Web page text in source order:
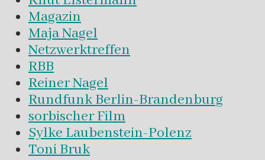
Magazin
Maja Nagel
Netzwerktreffen
RBB
Reiner Nagel
Rundfunk Berlin-Brandenburg
sorbischer Film
Sylke Laubenstein-Polenz
Toni Bruk